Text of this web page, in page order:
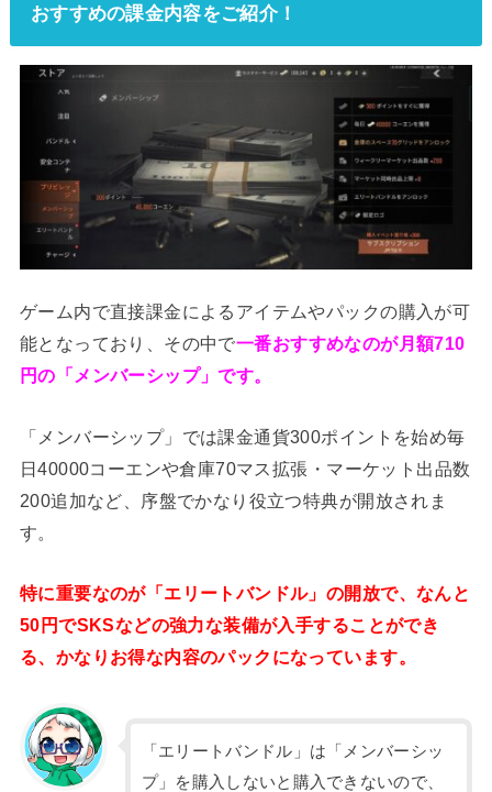
おすすめの課金内容をご紹介！
ゲーム内で直接課金によるアイテムやパックの購入が可
能となっており、その中で一番おすすめなのが月額710
円の「メンバーシップ」です。
「メンバーシップ」では課金通貨300ポイントを始め毎
日40000コーエンや倉庫70マス拡張・マーケット出品数
200追加など、序盤でかなり役立つ特典が開放されま
す。
特に重要なのが「エリートバンドル」の開放で、なんと
50円でSKSなどの強力な装備が入手することができ
る、かなりお得な内容のパックになっています。
「エリートバンドル」は「メンバーシッ
プ」を購入しないと購入できないので、